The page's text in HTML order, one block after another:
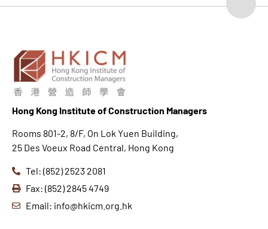
Hong Kong Institute of Construction Managers
Rooms 801-2, 8/F, On Lok Yuen Building,
25 Des Voeux Road Central, Hong Kong
Tel: (852) 2523 2081
Fax: (852) 2845 4749
Email: info@hkicm.org.hk